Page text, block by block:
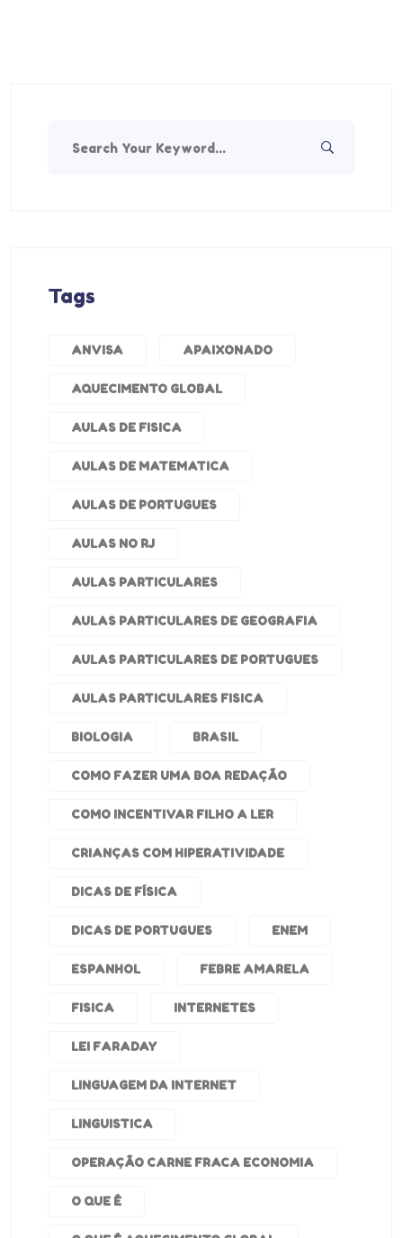
Tags
ANVISA APAIXONADO
AQUECIMENTO GLOBAL
AULAS DE FISICA
AULAS DE MATEMATICA
AULAS DE PORTUGUES
AULAS NO RJ
AULAS PARTICULARES
AULAS PARTICULARES DE GEOGRAFIA
AULAS PARTICULARES DE PORTUGUES
AULAS PARTICULARES FISICA
BIOLOGIA BRASIL
COMO FAZER UMA BOA REDAÇÃO
COMO INCENTIVAR FILHO A LER
CRIANÇAS COM HIPERATIVIDADE
DICAS DE FÍSICA
DICAS DE PORTUGUES ENEM
ESPANHOL FEBRE AMARELA
FISICA INTERNETES
LEI FARADAY
LINGUAGEM DA INTERNET
LINGUISTICA
OPERAÇÃO CARNE FRACA ECONOMIA
O QUE É